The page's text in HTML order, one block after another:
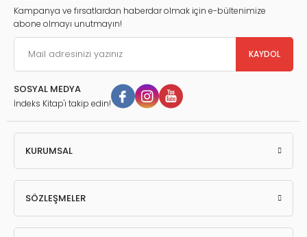
Kampanya ve fırsatlardan haberdar olmak için e-bültenimize
abone olmayı unutmayın!
KAYDOL
SOSYAL MEDYA
İndeks Kitap'ı takip edin!
KURUMSAL
SÖZLEŞMELER